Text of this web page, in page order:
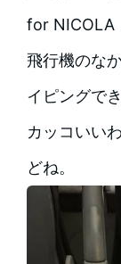
for NICOLA
飛行機のな
イピングで
カッコいい
どね。